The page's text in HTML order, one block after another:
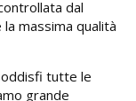
dal
massima qualità
tutte le
grande